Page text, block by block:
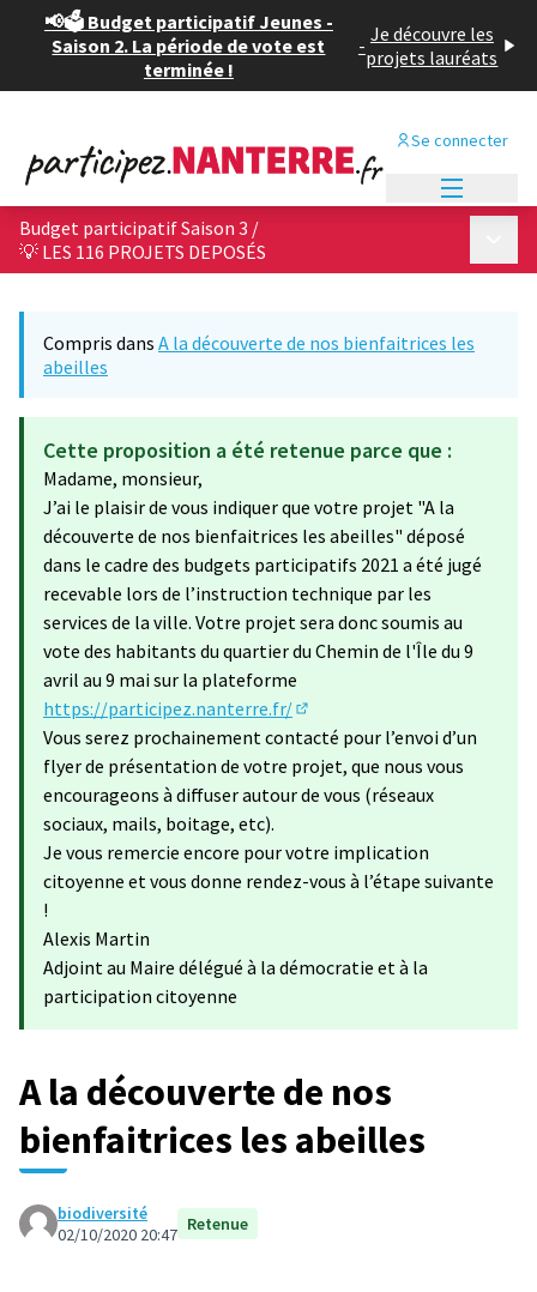
📢🗳️ Budget participatif Jeunes -
Saison 2. La période de vote est
terminée !
- Je découvre les
projets lauréats
Se connecter
Budget participatif Saison 3 /
💡 LES 116 PROJETS DEPOSÉS
Compris dans A la découverte de nos bienfaitrices les
abeilles
Cette proposition a été retenue parce que :
Madame, monsieur,
J’ai le plaisir de vous indiquer que votre projet "A la
découverte de nos bienfaitrices les abeilles" déposé
dans le cadre des budgets participatifs 2021 a été jugé
recevable lors de l’instruction technique par les
services de la ville. Votre projet sera donc soumis au
vote des habitants du quartier du Chemin de l'Île du 9
avril au 9 mai sur la plateforme
https://participez.nanterre.fr/
(S'ouvre dans un nouvel
Vous serez prochainement contacté pour l’envoi d’un
flyer de présentation de votre projet, que nous vous
encourageons à diffuser autour de vous (réseaux
sociaux, mails, boitage, etc).
Je vous remercie encore pour votre implication
citoyenne et vous donne rendez-vous à l’étape suivante
!
Alexis Martin
Adjoint au Maire délégué à la démocratie et à la
participation citoyenne
A la découverte de nos
bienfaitrices les abeilles
biodiversité
02/10/2020 20:47 Retenue